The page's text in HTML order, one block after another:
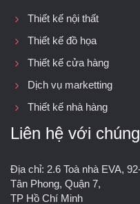
Thiết kế nội thất
Thiết kế đồ họa
Thiết kế cửa hàng
Dịch vụ marketting
Thiết kế nhà hàng
Liên hệ với
Địa chỉ: 2.6 Toà nhà EVA,
Tân Phong, Quận 7,
TP Hồ Chí Minh